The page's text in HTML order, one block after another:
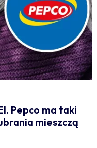
Pepco ma taki
mieszczą